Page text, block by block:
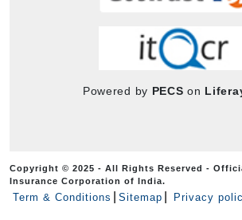
Powered by PECS on
Copyright © 2025 - All Rights Reserved -
Insurance Corporation of India.
Term & Conditions Sitemap Privacy